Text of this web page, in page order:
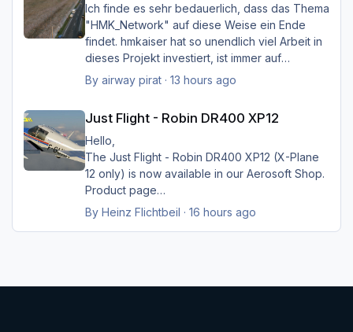
Ich finde es sehr bedauerlich, dass das Thema
"HMK_Network" auf diese Weise ein Ende
findet. hmkaiser hat so unendlich viel Arbeit in
dieses Projekt investiert, ist immer auf
Verbesserungsvorschläge der Nutzer
eingegangen, und hat unglaublich viel zur
beigetragen. Ich kann mir XP nicht mehr
vorstellen ohne sein HMK_Network, in
Verbindung mit XPlane Map Enhancement und
SimHeaven X-Europe. Ich möchte mich auf
diese Weise ganz herzlich bei ihm bedanken
für die Arbeit, und würde mich sehr freuen,
wenn sein Projekt doch noch weiter geführt
By airway pirat· 13 hours ago
Just Flight - Robin DR400 XP12
Hello,
The Just Flight - Robin DR400 XP12 (X-Plane
12 only) is now available in our Aerosoft Shop.
Product page
By Heinz Flichtbeil · 16 hours ago